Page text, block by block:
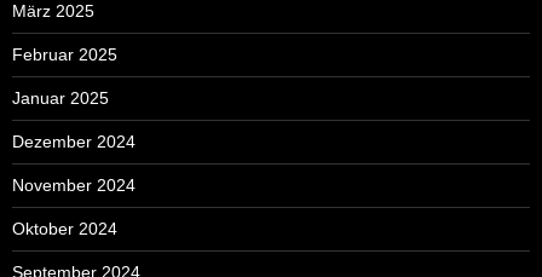
März 2025
Februar 2025
Januar 2025
Dezember 2024
November 2024
Oktober 2024
September 2024